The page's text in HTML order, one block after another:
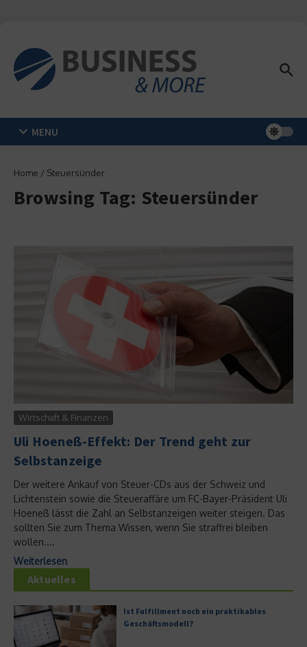
MENU
Home / Steuersünder
Browsing Tag: Steuersünder
Wirtschaft & Finanzen
Uli Hoeneß-Effekt: Der Trend geht zur
Selbstanzeige
Der weitere Ankauf von Steuer-CDs aus der Schweiz und
Lichtenstein sowie die Steueraffäre um FC-Bayer-Präsident Uli
Hoeneß lässt die Zahl an Selbstanzeigen weiter steigen. Das
sollten Sie zum Thema Wissen, wenn Sie straffrei bleiben
wollen....
Weiterlesen
Aktuelles
Ist Fulfillment noch ein praktikables
Geschäftsmodell?